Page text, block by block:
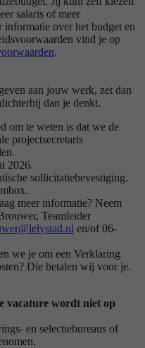
salaris of meer
over het budget en
vind je op
.
aan jouw werk, zet dan
dan je denkt.
om te weten is dat we de
projectsecretaris
2026.
sollicitatiebevestiging.
meer informatie? Neem
Teamleider
en/of 06-
we je om een Verklaring
Die betalen wij voor je.
vacature wordt niet op
en selectiebureaus of